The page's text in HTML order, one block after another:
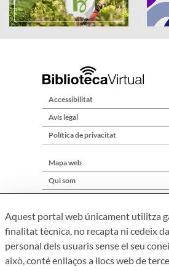
Accessibilitat
Avís legal
Política de privacitat
Mapa web
Qui som
Aquest portal web únicament utilitza
finalitat tècnica, no recapta ni cedeix
personal dels usuaris sense el seu
això, conté enllaços a llocs web de